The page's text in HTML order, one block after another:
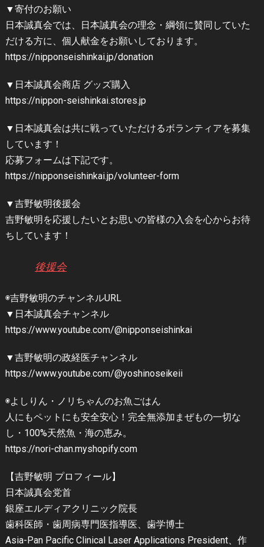
▼寄付のお願い
日本誠真会では、日本誠真会の理念・綱領に賛同していた
だける方に、個人献金をお願いしております。
https://nipponseishinkai.jp/donation
▼日本誠真会商店 グッズ購入
https://nippon-seishinkai.stores.jp
▼日本誠真会は共に戦っていただけるボランティアを募集
しています！
応募フォームは下記です。
https://nipponseishinkai.jp/volunteer-form
▼吉野敏明後援会
吉野敏明を応援したいとお思いの皆様の入会を心からお待
ちしています！
後援会
◉吉野敏明のチャンネルURL
▼日本誠真会チャンネル
https://www.youtube.com/@nipponseishinkai
▼吉野敏明の政経医チャンネル
https://www.youtube.com/@yoshinoseikeii
◉よしりん・ノリちゃんのお魚ごはん
人にもペットにも安全安心！完全無添加まぜもの一切な
し・100%天然魚・海の恵み。
https://nori-chan.myshopify.com
【吉野敏明 プロフィール】
日本誠真会党首
銀座エルディアクリニック院長
歯科医師・歯周病専門医指導医、歯学博士
Asia-Pan Pacific Clinical Laser Applications President、作